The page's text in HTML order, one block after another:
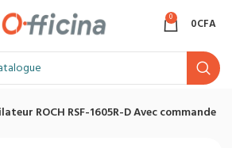
0 0CFA
ROCH RSF-1605R-D Avec commande